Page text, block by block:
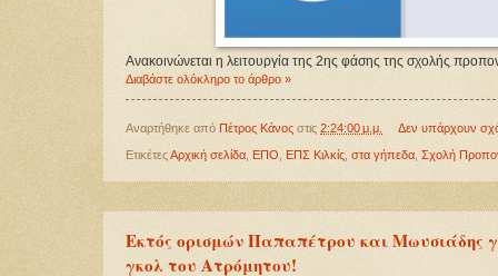
Ανακοινώνεται η λειτουργία της 2ης φάσης της σχολής
Διαβάστε ολόκληρο το άρθρο »
Αναρτήθηκε από Πέτρος Κάνος στις 2:24:00 μ.μ. Δεν υπάρχουν
ΕτικέτεςΑρχική σελίδα ΕΠΟ ΕΠΣ Κιλκίς στα γήπεδα Σχολή
Eκτός ορισμών Παπαπέτρου και Μωυσιάδης
γκολ του Ατρόμητου!